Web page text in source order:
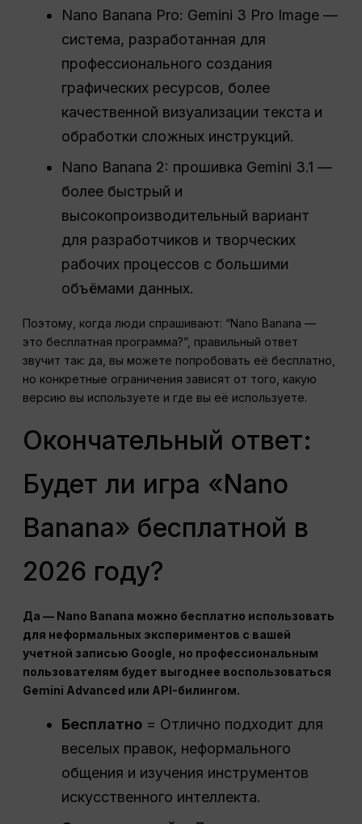
Nano Banana Pro: Gemini 3 Pro Image —
система, разработанная для
профессионального создания
графических ресурсов, более
качественной визуализации текста и
обработки сложных инструкций.
Nano Banana 2: прошивка Gemini 3.1 —
более быстрый и
высокопроизводительный вариант
для разработчиков и творческих
рабочих процессов с большими
объёмами данных.
Поэтому, когда люди спрашивают: “Nano Banana —
это бесплатная программа?”, правильный ответ
звучит так: да, вы можете попробовать её бесплатно,
но конкретные ограничения зависят от того, какую
версию вы используете и где вы её используете.
Окончательный ответ:
Будет ли игра «Nano
Banana» бесплатной в
2026 году?
Да — Nano Banana можно бесплатно использовать
для неформальных экспериментов с вашей
учетной записью Google, но профессиональным
пользователям будет выгоднее воспользоваться
Gemini Advanced или API-билингом.
Бесплатно = Отлично подходит для
веселых правок, неформального
общения и изучения инструментов
искусственного интеллекта.